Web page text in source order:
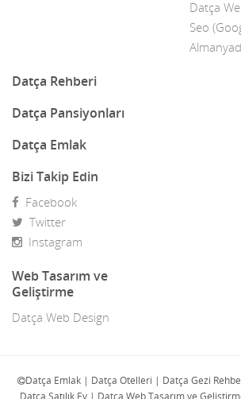
Dekorasyon
Demir Doğrama
Dergiler
Diğer Ürünler
Direk Sahibinden Emlak
Diş Doktorları
Doğa Turları
Datça
Seo
Datça Rehberi
Datça Pansiyonları
Datça Emlak
Bizi Takip Edin
Facebook
Twitter
Instagram
Web Tasarım ve
Geliştirme
Datça Web Design
Datça Emlak | Datça Otelleri | Datça Gezi
Datça Satılık Ev | Datça Web Tasarım ve